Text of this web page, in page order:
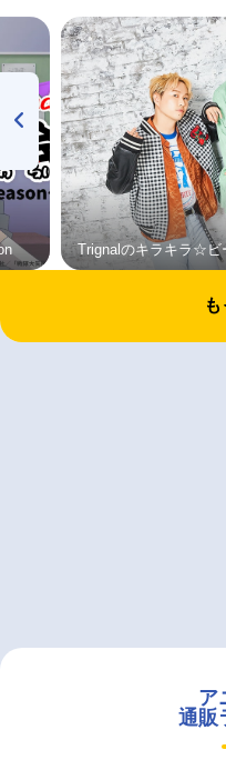
Trignalのキラキラ☆ビ
ア
通販